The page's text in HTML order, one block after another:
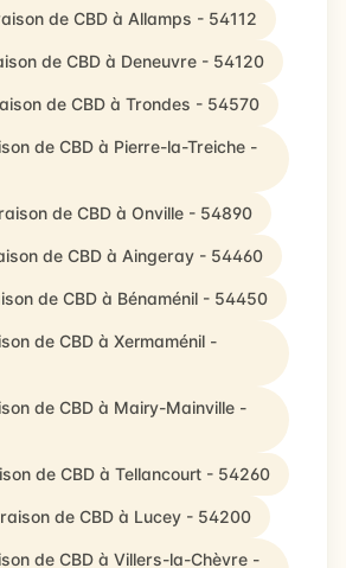
de CBD à Allamps - 54112
de CBD à Deneuvre - 54120
de CBD à Trondes - 54570
de CBD à Pierre-la-Treiche -
de CBD à Onville - 54890
de CBD à Aingeray - 54460
de CBD à Bénaménil - 54450
de CBD à Xermaménil -
de CBD à Mairy-Mainville -
de CBD à Tellancourt - 54260
de CBD à Lucey - 54200
de CBD à Villers-la-Chèvre -